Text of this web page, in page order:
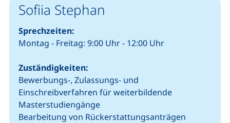
Sofiia Stephan
Sprechzeiten:
Montag - Freitag: 9:00 Uhr - 12:00 Uhr
Zuständigkeiten:
Bewerbungs-, Zulassungs- und
Einschreibverfahren für weiterbildende
Masterstudiengänge
Bearbeitung von Rückerstattungsanträgen